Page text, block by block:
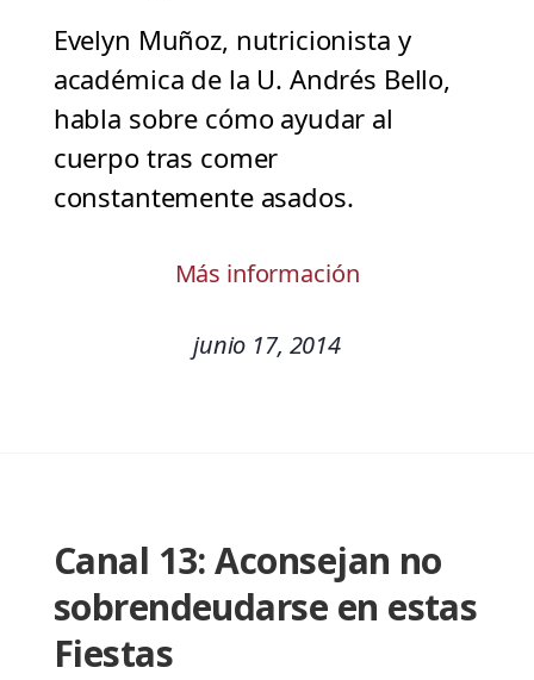
Evelyn Muñoz, nutricionista y
académica de la U. Andrés Bello,
habla sobre cómo ayudar al
cuerpo tras comer
constantemente asados.
Más información
junio 17, 2014
Canal 13: Aconsejan no
sobrendeudarse en estas
Fiestas